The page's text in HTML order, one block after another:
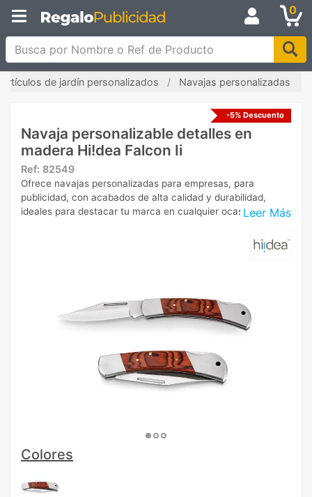
0
Busca por Nombre o Ref de Producto
Artículos de jardín personalizados Navajas personalizadas
-5% Descuento
Navaja personalizable detalles en
madera Hi!dea Falcon Ii
Ref: 82549
Leer Más
Ofrece navajas personalizadas para empresas, para
publicidad, con acabados de alta calidad y durabilidad,
ideales para destacar tu marca en cualquier ocasión.
Colores